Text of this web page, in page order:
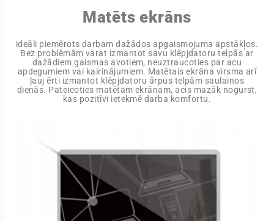
Matēts ekrāns
ideāli piemērots darbam dažādos apgaismojuma apstākļos.
Bez problēmām varat izmantot savu klēpjdatoru telpās ar
dažādiem gaismas avotiem, neuztraucoties par acu
apdegumiem vai kairinājumiem. Matētais ekrāna virsma arī
ļauj ērti izmantot klēpjdatoru ārpus telpām saulainos
dienās. Pateicoties matētam ekrānam, acis mazāk nogurst,
kas pozitīvi ietekmē darba komfortu.